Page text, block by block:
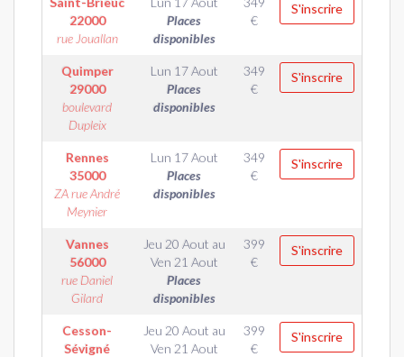
22000
rue Jouallan
Places
disponibles
€
S'inscrire
Quimper
29000
boulevard
Dupleix
Lun 17 Aout
Places
disponibles
349
€
S'inscrire
Rennes
35000
ZA rue André
Meynier
Lun 17 Aout
Places
disponibles
349
€
S'inscrire
Vannes
56000
rue Daniel
Gilard
Jeu 20 Aout au
Ven 21 Aout
Places
disponibles
399
€
S'inscrire
Cesson-
Sévigné
Jeu 20 Aout au
Ven 21 Aout
399
€
S'inscrire